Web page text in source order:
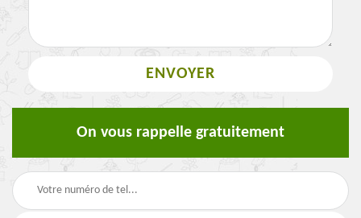
On vous rappelle gratuitement